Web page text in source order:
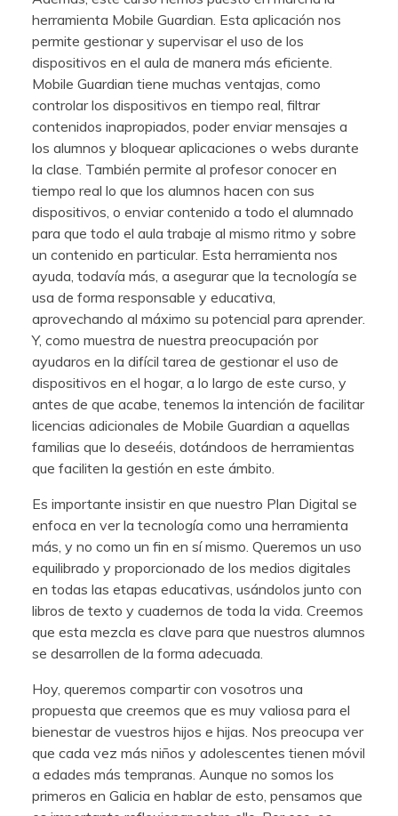
herramienta Mobile Guardian. Esta aplicación nos
permite gestionar y supervisar el uso de los
dispositivos en el aula de manera más eficiente.
Mobile Guardian tiene muchas ventajas, como
controlar los dispositivos en tiempo real, filtrar
contenidos inapropiados, poder enviar mensajes a
los alumnos y bloquear aplicaciones o webs durante
la clase. También permite al profesor conocer en
tiempo real lo que los alumnos hacen con sus
dispositivos, o enviar contenido a todo el alumnado
para que todo el aula trabaje al mismo ritmo y sobre
un contenido en particular. Esta herramienta nos
ayuda, todavía más, a asegurar que la tecnología se
usa de forma responsable y educativa,
aprovechando al máximo su potencial para aprender.
Y, como muestra de nuestra preocupación por
ayudaros en la difícil tarea de gestionar el uso de
dispositivos en el hogar, a lo largo de este curso, y
antes de que acabe, tenemos la intención de facilitar
licencias adicionales de Mobile Guardian a aquellas
familias que lo deseéis, dotándoos de herramientas
que faciliten la gestión en este ámbito.
Es importante insistir en que nuestro Plan Digital se
enfoca en ver la tecnología como una herramienta
más, y no como un fin en sí mismo. Queremos un uso
equilibrado y proporcionado de los medios digitales
en todas las etapas educativas, usándolos junto con
libros de texto y cuadernos de toda la vida. Creemos
que esta mezcla es clave para que nuestros alumnos
se desarrollen de la forma adecuada.
Hoy, queremos compartir con vosotros una
propuesta que creemos que es muy valiosa para el
bienestar de vuestros hijos e hijas. Nos preocupa ver
que cada vez más niños y adolescentes tienen móvil
a edades más tempranas. Aunque no somos los
primeros en Galicia en hablar de esto, pensamos que